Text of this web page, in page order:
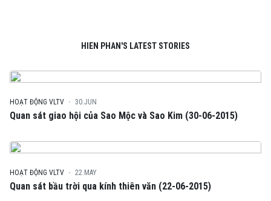
HIEN PHAN'S LATEST STORIES
HOẠT ĐỘNG VLTV 30.JUN
Quan sát giao hội của Sao Mộc và Sao Kim (30-06-2015)
HOẠT ĐỘNG VLTV 22.MAY
Quan sát bầu trời qua kính thiên văn (22-06-2015)